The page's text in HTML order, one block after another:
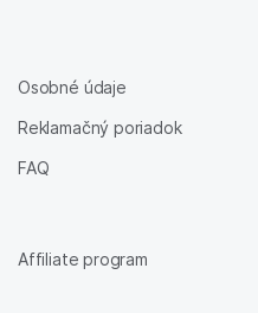
Osobné údaje
Reklamačný poriadok
FAQ
Affiliate program